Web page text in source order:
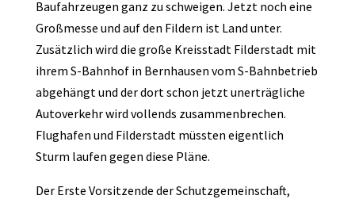
Baufahrzeugen ganz zu schweigen. Jetzt noch eine
Großmesse und auf den Fildern ist Land unter.
Zusätzlich wird die große Kreisstadt Filderstadt mit
ihrem S-Bahnhof in Bernhausen vom S-Bahnbetrieb
abgehängt und der dort schon jetzt unerträgliche
Autoverkehr wird vollends zusammenbrechen.
Flughafen und Filderstadt müssten eigentlich
Sturm laufen gegen diese Pläne.
Der Erste Vorsitzende der Schutzgemeinschaft,